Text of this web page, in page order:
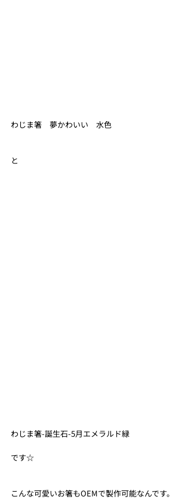
わじま箸　夢かわいい　水色
と
わじま箸-誕生石-5月エメラルド緑
です☆
こんな可愛いお箸もOEMで製作可能なんです。